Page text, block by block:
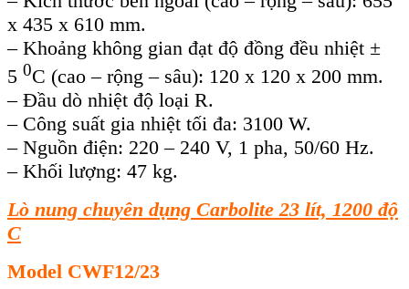
x 435 x 610 mm.
– Khoảng không gian đạt độ đồng đều nhiệt ±
5 0C (cao – rộng – sâu): 120 x 120 x 200 mm.
– Đầu dò nhiệt độ loại R.
– Công suất gia nhiệt tối đa: 3100 W.
– Nguồn điện: 220 – 240 V, 1 pha, 50/60 Hz.
– Khối lượng: 47 kg.
Lò nung chuyên dụng Carbolite 23 lít, 1200 độ
C
Model CWF12/23